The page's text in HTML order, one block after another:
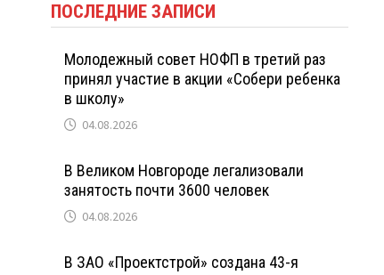
ПОСЛЕДНИЕ ЗАПИСИ
Молодежный совет НОФП в третий раз
принял участие в акции «Собери ребенка
в школу»
04.08.2026
В Великом Новгороде легализовали
занятость почти 3600 человек
04.08.2026
В ЗАО «Проектстрой» создана 43-я